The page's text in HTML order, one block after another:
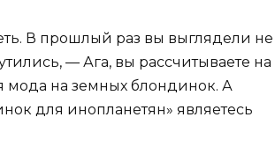
В прошлый раз вы выглядели не
— Ага, вы рассчитываете на
мода на земных блондинок. А
для инопланетян» являетесь